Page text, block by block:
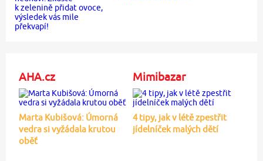
AHA.cz
Marta Kubišová: Úmorná
vedra si vyžádala krutou
oběť
Mimibazar
4 tipy, jak v létě zpestřit
jídelníček malých dětí